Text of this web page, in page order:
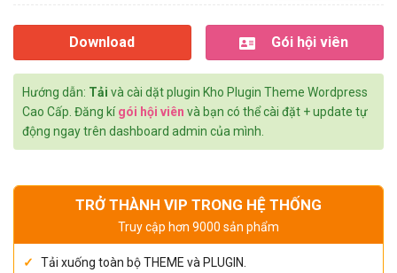
Download Gói hội viên
Hướng dẫn: Tải và cài dặt plugin Kho Plugin Theme Wordpress
Cao Cấp. Đăng kígói hội viên và bạn có thể cài đặt + update tự
động ngay trên dashboard admin của mình.
TRỞ THÀNH VIP TRONG HỆ THỐNG
Truy cập hơn 9000 sản phẩm
Tải xuống toàn bộ THEME và PLUGIN.